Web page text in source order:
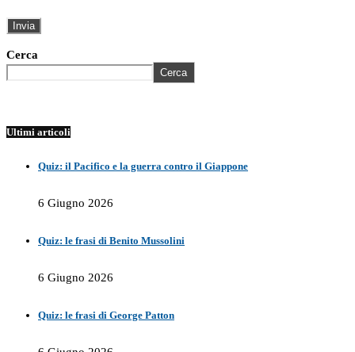
Cerca
Cerca
Ultimi articoli
Quiz: il Pacifico e la guerra contro il Giappone
6 Giugno 2026
Quiz: le frasi di Benito Mussolini
6 Giugno 2026
Quiz: le frasi di George Patton